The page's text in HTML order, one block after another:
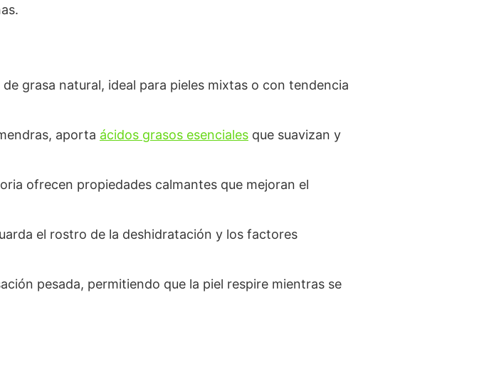
grasa natural, ideal para pieles mixtas o con tendencia
aporta ácidos grasos esenciales que suavizan y
ofrecen propiedades calmantes que mejoran el
el rostro de la deshidratación y los factores
pesada, permitiendo que la piel respire mientras se